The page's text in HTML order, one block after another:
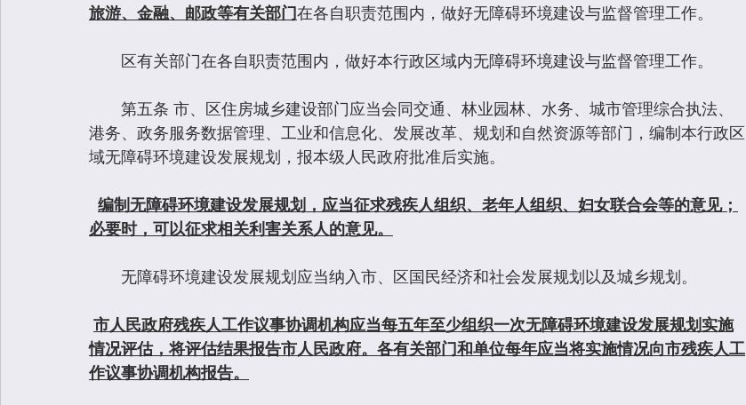
旅游、金融、邮政等有关部门在各自职责范围内，做好无障碍环境建设与监督管理工作。
区有关部门在各自职责范围内，做好本行政区域内无障碍环境建设与监督管理工作。
第五条 市、区住房城乡建设部门应当会同交通、林业园林、水务、城市管理综合执法、
港务、政务服务数据管理、工业和信息化、发展改革、规划和自然资源等部门，编制本行政区
域无障碍环境建设发展规划，报本级人民政府批准后实施。
编制无障碍环境建设发展规划，应当征求残疾人组织、老年人组织、妇女联合会等的意见；
必要时，可以征求相关利害关系人的意见。
无障碍环境建设发展规划应当纳入市、区国民经济和社会发展规划以及城乡规划。
市人民政府残疾人工作议事协调机构应当每五年至少组织一次无障碍环境建设发展规划实施
情况评估，将评估结果报告市人民政府。各有关部门和单位每年应当将实施情况向市残疾人工
作议事协调机构报告。